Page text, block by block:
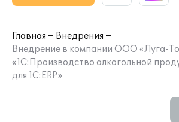
Главная
Внедрения
Внедрение в компании ООО «Луга-
«1С:Производство алкогольной
для 1С:ERP»